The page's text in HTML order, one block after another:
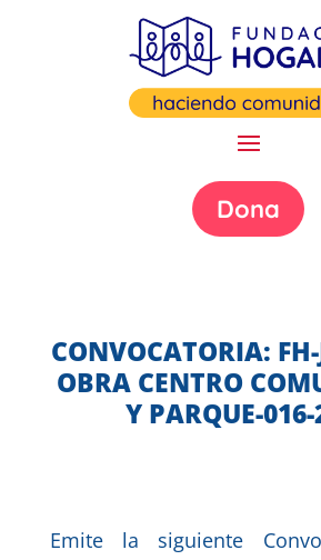
Dona
CONVOCATORIA:
OBRA CENTRO
Y PARQUE-
Emite la siguiente